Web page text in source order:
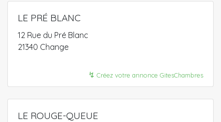
LE PRÉ BLANC
12 Rue du Pré Blanc
21340 Change
↯ Créez votre annonce GitesChambres
LE ROUGE-QUEUE